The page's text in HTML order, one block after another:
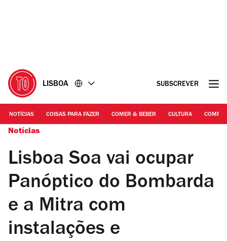
LISBOA SUBSCREVER
NOTÍCIAS COISAS PARA FAZER COMER & BEBER CULTURA
Notícias
Lisboa Soa vai ocupar
Panóptico do Bombarda
e a Mitra com
instalações e